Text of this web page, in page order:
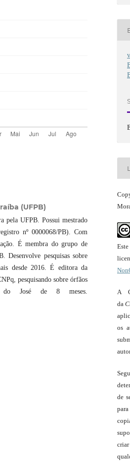
(UFPB)
pela UFPB. Possui mestrado
nº 0000068/PB). Com
É membra do grupo de
Desenvolve pesquisas sobre
desde 2016. É editora da
pesquisando sobre órfãos
José de 8 meses.
A
da
os
de